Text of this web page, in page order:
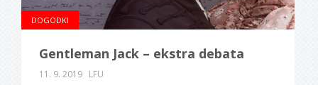
DOGODKI
Gentleman Jack – ekstra debata
11. 9. 2019 LFU